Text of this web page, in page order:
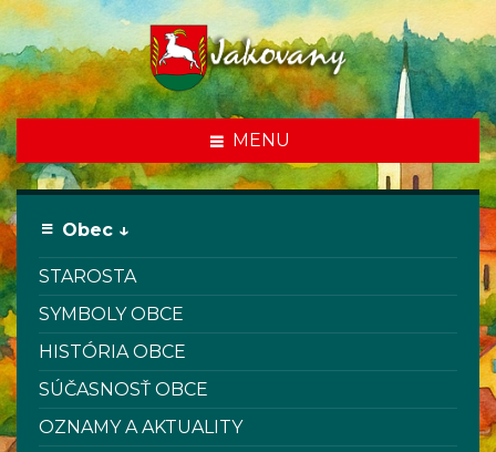
MENU
Obec ↓
STAROSTA
SYMBOLY OBCE
HISTÓRIA OBCE
SÚČASNOSŤ OBCE
OZNAMY A AKTUALITY